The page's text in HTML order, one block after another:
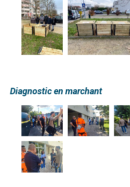
Diagnostic en marchant